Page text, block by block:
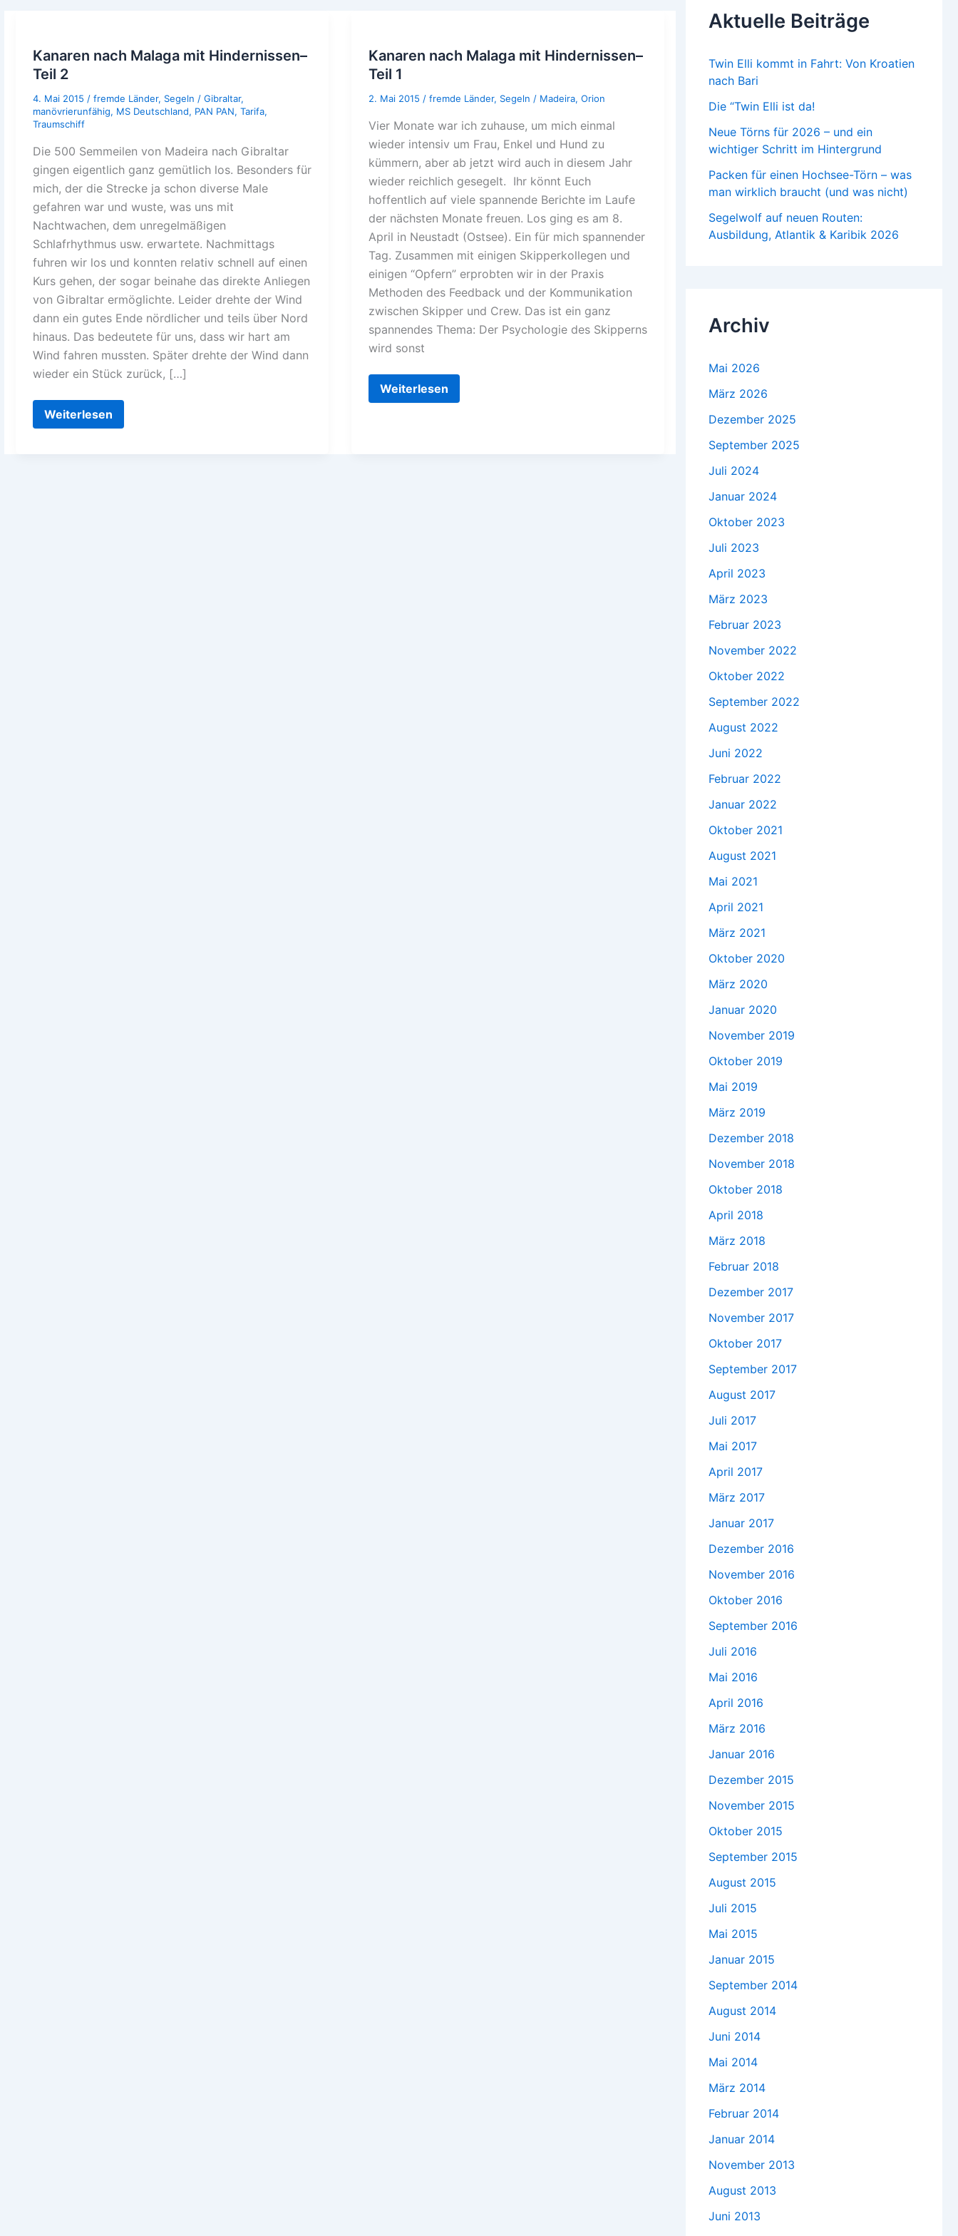
Kanaren nach Malaga mit Hindernissen–
Teil 2
4. Mai 2015 / fremde Länder, Segeln / Gibraltar,
manövrierunfähig, MS Deutschland, PAN PAN, Tarifa,
Traumschiff
Die 500 Semmeilen von Madeira nach Gibraltar
gingen eigentlich ganz gemütlich los. Besonders für
mich, der die Strecke ja schon diverse Male
gefahren war und wuste, was uns mit
Nachtwachen, dem unregelmäßigen
Schlafrhythmus usw. erwartete. Nachmittags
fuhren wir los und konnten relativ schnell auf einen
Kurs gehen, der sogar beinahe das direkte Anliegen
von Gibraltar ermöglichte. Leider drehte der Wind
dann ein gutes Ende nördlicher und teils über Nord
hinaus. Das bedeutete für uns, dass wir hart am
Wind fahren mussten. Später drehte der Wind dann
wieder ein Stück zurück, […]
Kanaren
Weiterlesen
Kanaren nach Malaga mit Hindernissen–
Teil 1
2. Mai 2015 / fremde Länder, Segeln / Madeira, Orion
Vier Monate war ich zuhause, um mich einmal
wieder intensiv um Frau, Enkel und Hund zu
kümmern, aber ab jetzt wird auch in diesem Jahr
wieder reichlich gesegelt. Ihr könnt Euch
hoffentlich auf viele spannende Berichte im Laufe
der nächsten Monate freuen. Los ging es am 8.
April in Neustadt (Ostsee). Ein für mich spannender
Tag. Zusammen mit einigen Skipperkollegen und
einigen “Opfern” erprobten wir in der Praxis
Methoden des Feedback und der Kommunikation
zwischen Skipper und Crew. Das ist ein ganz
spannendes Thema: Der Psychologie des Skipperns
wird sonst
Kanaren
Weiterlesen
a
c
:
Aktuelle Beiträge
Twin Elli kommt in Fahrt: Von Kroatien
nach Bari
Die “Twin Elli ist da!
Neue Törns für 2026 – und ein
wichtiger Schritt im Hintergrund
Packen für einen Hochsee-Törn – was
man wirklich braucht (und was nicht)
Segelwolf auf neuen Routen:
Ausbildung, Atlantik & Karibik 2026
Archiv
Mai 2026
März 2026
Dezember 2025
September 2025
Juli 2024
Januar 2024
Oktober 2023
Juli 2023
April 2023
März 2023
Februar 2023
November 2022
Oktober 2022
September 2022
August 2022
Juni 2022
Februar 2022
Januar 2022
Oktober 2021
August 2021
Mai 2021
April 2021
März 2021
Oktober 2020
März 2020
Januar 2020
November 2019
Oktober 2019
Mai 2019
März 2019
Dezember 2018
November 2018
Oktober 2018
April 2018
März 2018
Februar 2018
Dezember 2017
November 2017
Oktober 2017
September 2017
August 2017
Juli 2017
Mai 2017
April 2017
März 2017
Januar 2017
Dezember 2016
November 2016
Oktober 2016
September 2016
Juli 2016
Mai 2016
April 2016
März 2016
Januar 2016
Dezember 2015
November 2015
Oktober 2015
September 2015
August 2015
Juli 2015
Mai 2015
Januar 2015
September 2014
August 2014
Juni 2014
Mai 2014
März 2014
Februar 2014
Januar 2014
November 2013
August 2013
Juni 2013